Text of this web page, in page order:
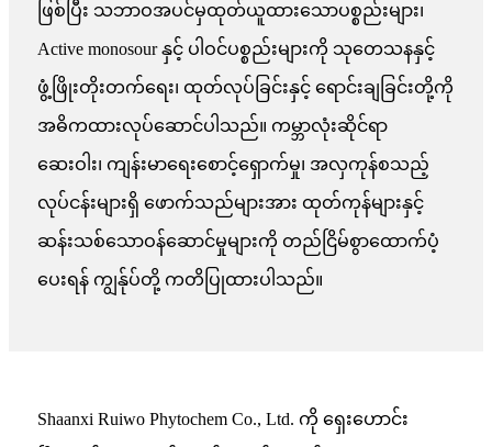
ဖြစ်ပြီး သဘာဝအပင်မှထုတ်ယူထားသောပစ္စည်းများ၊
Active monosour နှင့် ပါဝင်ပစ္စည်းများကို သုတေသနနှင့်
ဖွံ့ဖြိုးတိုးတက်ရေး၊ ထုတ်လုပ်ခြင်းနှင့် ရောင်းချခြင်းတို့ကို
အဓိကထားလုပ်ဆောင်ပါသည်။ ကမ္ဘာလုံးဆိုင်ရာ
ဆေးဝါး၊ ကျန်းမာရေးစောင့်ရှောက်မှု၊ အလှကုန်စသည့်
လုပ်ငန်းများရှိ ဖောက်သည်များအား ထုတ်ကုန်များနှင့်
ဆန်းသစ်သောဝန်ဆောင်မှုများကို တည်ငြိမ်စွာထောက်ပံ့
ပေးရန် ကျွန်ုပ်တို့ ကတိပြုထားပါသည်။
Shaanxi Ruiwo Phytochem Co., Ltd. ကို ရှေးဟောင်း